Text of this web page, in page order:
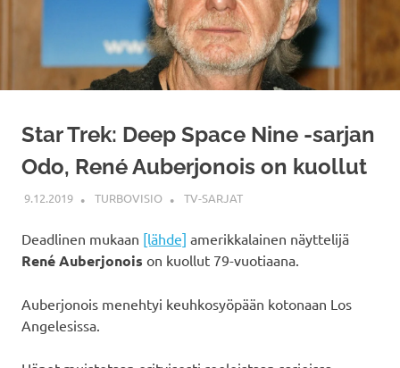
Star Trek: Deep Space Nine -sarjan
Odo, René Auberjonois on kuollut
9.12.2019 TURBOVISIO TV-SARJAT
Deadlinen mukaan [lähde] amerikkalainen näyttelijä
René Auberjonois on kuollut 79-vuotiaana.
Auberjonois menehtyi keuhkosyöpään kotonaan Los
Angelesissa.